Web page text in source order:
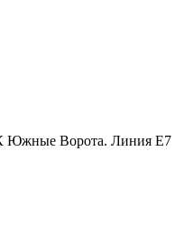
Южные Ворота. Линия Е7